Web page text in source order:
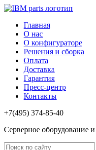
Главная
О нас
О конфигураторе
Решения и сборка
Оплата
Доставка
Гарантия
Пресс-центр
Контакты
+7(495) 374-85-40
Серверное оборудование